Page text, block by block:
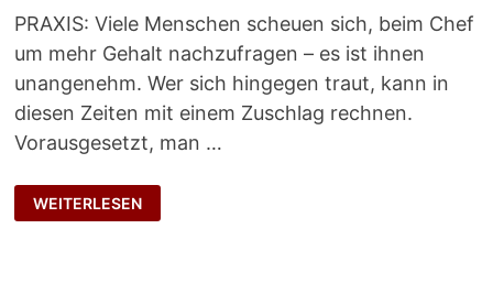
PRAXIS: Viele Menschen scheuen sich, beim Chef
um mehr Gehalt nachzufragen – es ist ihnen
unangenehm. Wer sich hingegen traut, kann in
diesen Zeiten mit einem Zuschlag rechnen.
Vorausgesetzt, man …
GEGNERANALYSE
WEITERLESEN